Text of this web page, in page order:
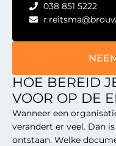
HOE BEREID
VOOR OP DE
Wanneer een
verandert er veel. Dan
ontstaan. Welke
038 851 5222